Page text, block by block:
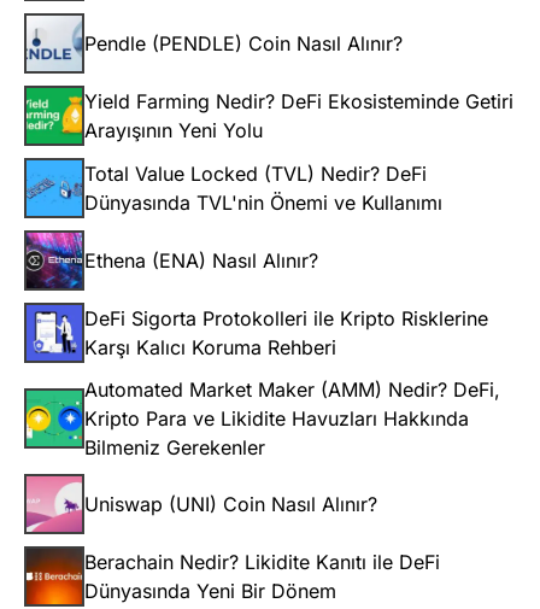
Pendle (PENDLE) Coin Nasıl Alınır?
Yield Farming Nedir? DeFi Ekosisteminde Getiri
Arayışının Yeni Yolu
Total Value Locked (TVL) Nedir? DeFi
Dünyasında TVL'nin Önemi ve Kullanımı
Ethena (ENA) Nasıl Alınır?
DeFi Sigorta Protokolleri ile Kripto Risklerine
Karşı Kalıcı Koruma Rehberi
Automated Market Maker (AMM) Nedir? DeFi,
Kripto Para ve Likidite Havuzları Hakkında
Bilmeniz Gerekenler
Uniswap (UNI) Coin Nasıl Alınır?
Berachain Nedir? Likidite Kanıtı ile DeFi
Dünyasında Yeni Bir Dönem